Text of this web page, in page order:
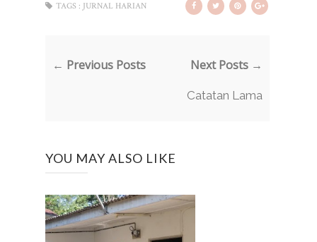
TAGS : JURNAL HARIAN
← Previous Posts Next Posts →
Catatan Lama
YOU MAY ALSO LIKE